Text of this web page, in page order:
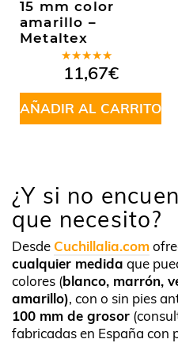
15 mm color
amarillo –
Metaltex
Valorado
en5.00de
5
11,67€
AÑADIR AL CARRITO
¿Y si no
que necesito?
Desde Cuchillalia.com
cualquier medida que
colores (blanco, marrón,
amarillo), con o sin pies
100 mm de grosor
fabricadas en España con